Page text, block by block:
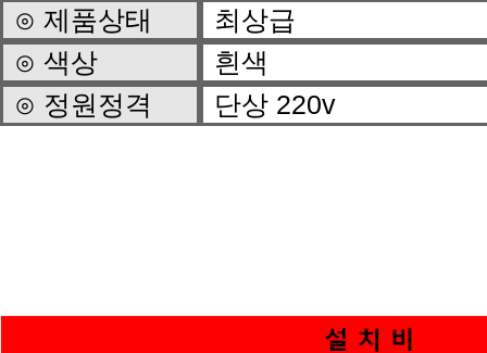
⊙ 제품상태
최상급
⊙ 색상
흰색
⊙ 정원정격
단상 220v